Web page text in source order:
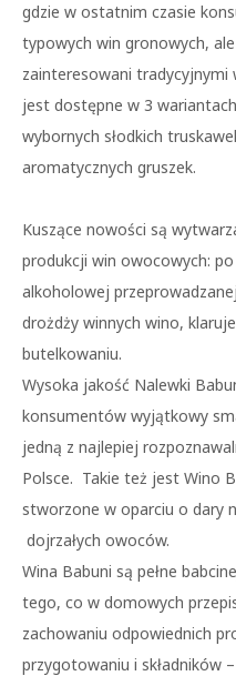
gdzie w ostatnim czasie
typowych win gronowych,
zainteresowani tradycyjnymi
jest dostępne w 3
wybornych słodkich
aromatycznych gruszek.
Kuszące nowości są
produkcji win owocowych:
alkoholowej
drożdży winnych wino,
butelkowaniu.
Wysoka jakość Nalewki
konsumentów wyjątkowy
jedną z najlepiej
Polsce. Takie też jest Wino
stworzone w oparciu o dary
dojrzałych owoców.
Wina Babuni są pełne
tego, co w domowych
zachowaniu odpowiednich
przygotowaniu i składników